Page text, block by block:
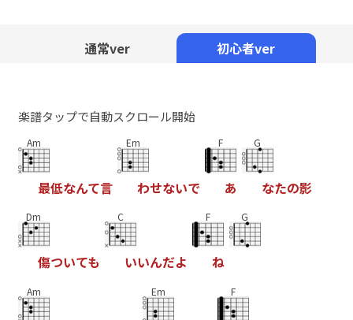
通常ver 初心者ver
楽譜タップで自動スクロール開始
Am
最低なんて言
Em
わせないで
F
あ
G
なたの影
Dm
傷ついても
C
いいんだよ
F
ね
G
Am Em F